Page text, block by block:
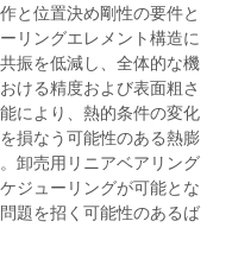
と位置決め剛性の要件と
リングエレメント構造に
振を低減し、全体的な機
ける精度および表面粗さ
により、熱的条件の変化
損なう可能性のある熱膨
卸売用リニアベアリング
ジューリングが可能とな
題を招く可能性のあるば